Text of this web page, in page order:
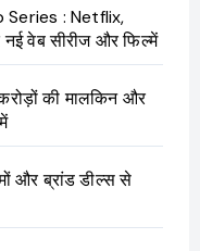
: Netflix,
वेब सीरीज और फिल्में
की मालकिन और
और ब्रांड डील्स से